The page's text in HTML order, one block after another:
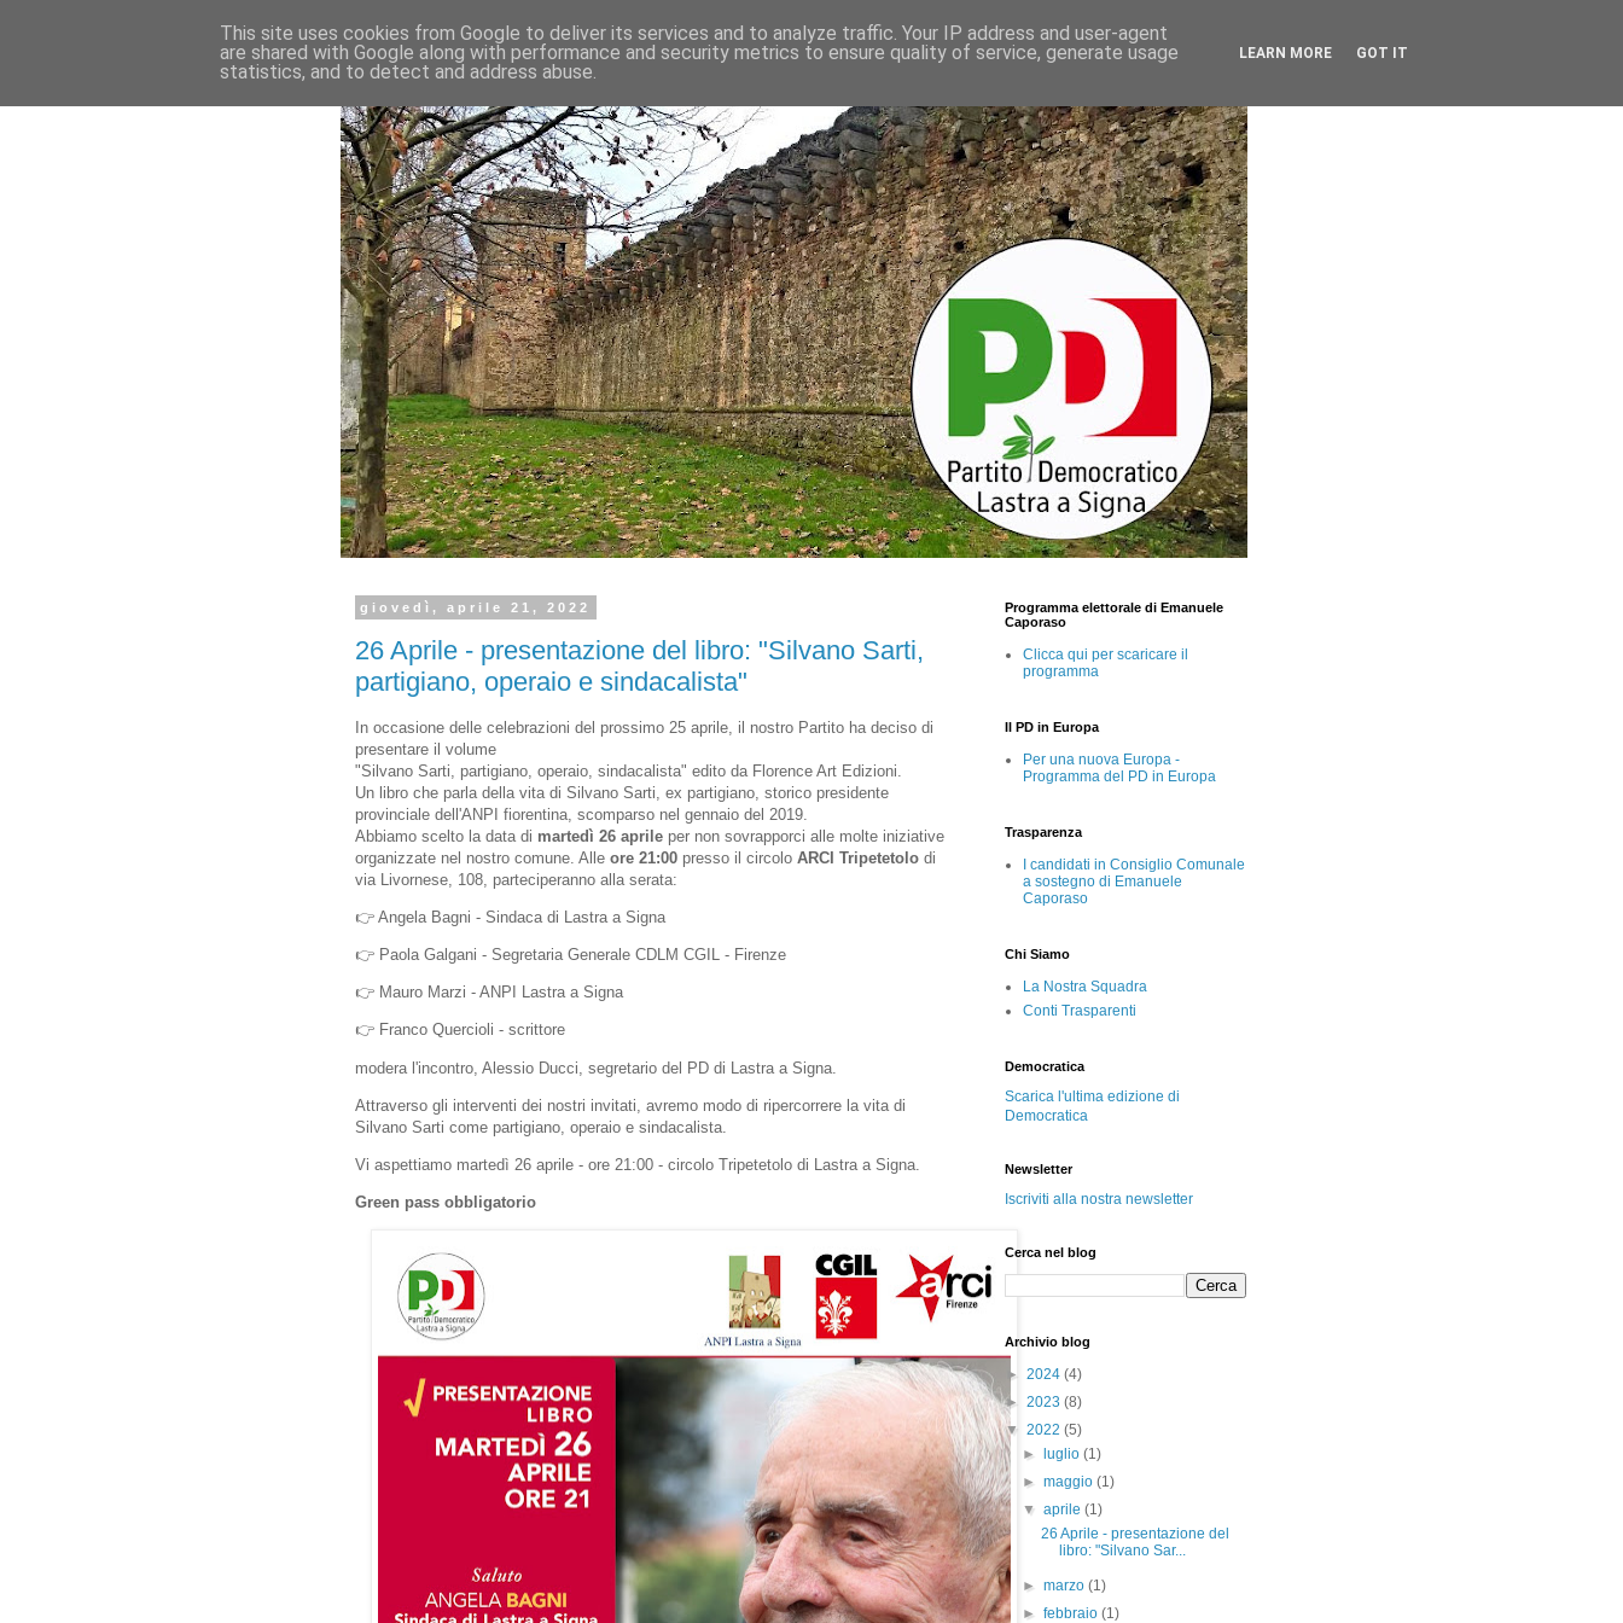
giovedì, aprile 21, 2022
26 Aprile - presentazione del libro: "Silvano Sarti,
partigiano, operaio e sindacalista"
In occasione delle celebrazioni del prossimo 25 aprile, il nostro Partito ha deciso di
presentare il volume
"Silvano Sarti, partigiano, operaio, sindacalista" edito da Florence Art Edizioni.
Un libro che parla della vita di Silvano Sarti, ex partigiano, storico presidente
provinciale dell'ANPI fiorentina, scomparso nel gennaio del 2019.
Abbiamo scelto la data di martedì 26 aprile per non sovrapporci alle molte iniziative
organizzate nel nostro comune. Alle ore 21:00 presso il circolo ARCI Tripetetolo di
via Livornese, 108, parteciperanno alla serata:
👉 Angela Bagni - Sindaca di Lastra a Signa
👉 Paola Galgani - Segretaria Generale CDLM CGIL - Firenze
👉 Mauro Marzi - ANPI Lastra a Signa
👉 Franco Quercioli - scrittore
modera l'incontro, Alessio Ducci, segretario del PD di Lastra a Signa.
Attraverso gli interventi dei nostri invitati, avremo modo di ripercorrere la vita di
Silvano Sarti come partigiano, operaio e sindacalista.
Vi aspettiamo martedì 26 aprile - ore 21:00 - circolo Tripetetolo di Lastra a Signa.
Green pass obbligatorio
Programma elettorale di Emanuele
Caporaso
Clicca qui per scaricare il
programma
Il PD in Europa
Per una nuova Europa -
Programma del PD in Europa
Trasparenza
I candidati in Consiglio Comunale
a sostegno di Emanuele
Caporaso
Chi Siamo
La Nostra Squadra
Conti Trasparenti
Democratica
Scarica l'ultima edizione di
Democratica
Newsletter
Iscriviti alla nostra newsletter
Cerca nel blog
Archivio blog
► 2024 (4)
► 2023 (8)
▼ 2022 (5)
►
luglio(1)
►maggio(1)
▼aprile(1)
26 Aprile - presentazione del
libro: "Silvano Sar...
►marzo(1)
►febbraio(1)
This site uses cookies from Google to deliver its services and to analyze traffic. Your IP address and user-agent
are shared with Google along with performance and security metrics to ensure quality of service, generate usage
statistics, and to detect and address abuse.
LEARN MORE GOT IT